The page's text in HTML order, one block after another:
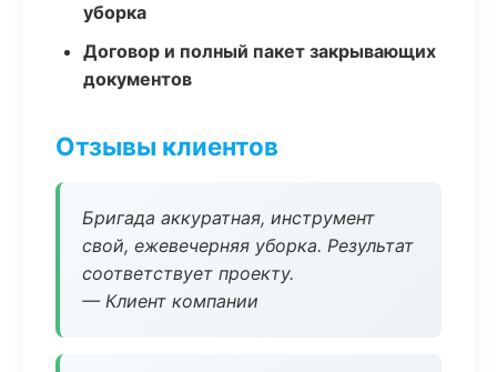
уборка
Договор и полный пакет закрывающих
документов
Отзывы клиентов
Бригада аккуратная, инструмент
свой, ежевечерняя уборка. Результат
соответствует проекту.
— Клиент компании